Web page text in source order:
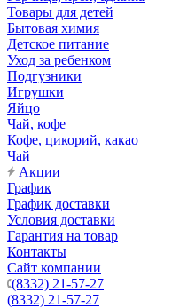
Товары для детей
Бытовая химия
Детское питание
Уход за ребенком
Подгузники
Игрушки
Яйцо
Чай, кофе
Кофе, цикорий, какао
Чай
Акции
График
График доставки
Условия доставки
Гарантия на товар
Контакты
Сайт компании
(8332) 21-57-27
(8332) 21-57-27